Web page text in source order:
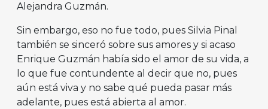
Alejandra Guzmán.
Sin embargo, eso no fue todo, pues Silvia Pinal
también se sinceró sobre sus amores y si acaso
Enrique Guzmán había sido el amor de su vida, a
lo que fue contundente al decir que no, pues
aún está viva y no sabe qué pueda pasar más
adelante, pues está abierta al amor.